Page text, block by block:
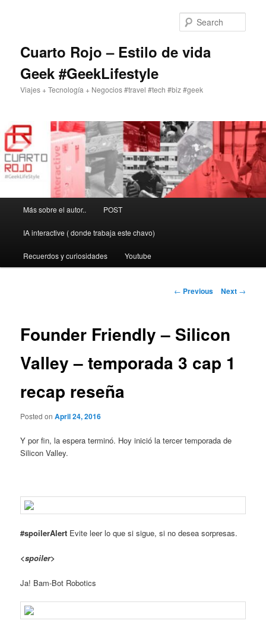
Cuarto Rojo – Estilo de vida
Geek #GeekLifestyle
Viajes + Tecnología + Negocios #travel #tech #biz #geek
Más sobre el autor.. POST
IA interactive ( donde trabaja este chavo)
Recuerdos y curiosidades Youtube
Post
← Previous Next →
Founder Friendly – Silicon
Valley – temporada 3 cap 1
recap reseña
Posted onApril 24, 2016
Y por fin, la espera terminó. Hoy inició la tercer temporada de
Silicon Valley.
#spoilerAlert Evite leer lo que si sigue, si no desea sorpresas.
<spoiler>
Ja! Bam-Bot Robotics